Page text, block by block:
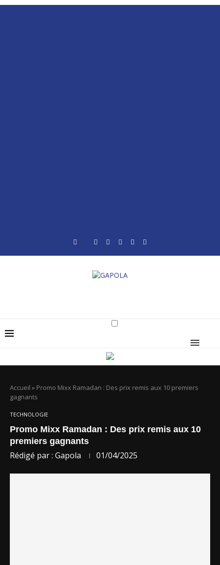
Accueil » Promo Mixx Ramadan : Des prix remis aux 10 premiers
gagnants
TECHNOLOGIE
Promo Mixx Ramadan : Des prix remis aux 10
premiers gagnants
Rédigé par : Gapola 01/04/2025